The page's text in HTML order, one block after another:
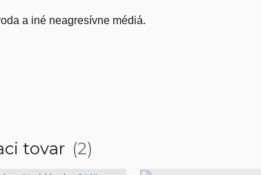
a iné neagresívne médiá.
tovar 2